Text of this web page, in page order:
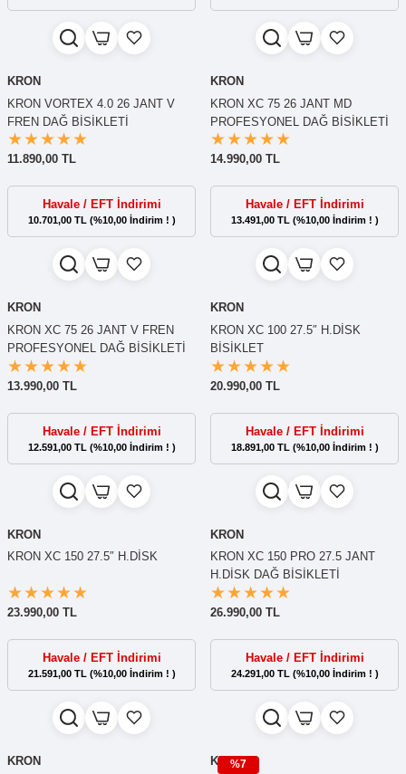
KRON
KRON VORTEX 4.0 26 JANT V
FREN DAĞ BİSİKLETİ
11.890,00 TL
Havale / EFT İndirimi
10.701,00 TL (%10,00 İndirim ! )
KRON
KRON XC 75 26 JANT MD
PROFESYONEL DAĞ BİSİKLETİ
14.990,00 TL
Havale / EFT İndirimi
13.491,00 TL (%10,00 İndirim ! )
KRON
KRON XC 75 26 JANT V FREN
PROFESYONEL DAĞ BİSİKLETİ
13.990,00 TL
Havale / EFT İndirimi
12.591,00 TL (%10,00 İndirim ! )
KRON
KRON XC 100 27.5″ H.DİSK
BİSİKLET
20.990,00 TL
Havale / EFT İndirimi
18.891,00 TL (%10,00 İndirim ! )
KRON
KRON XC 150 27.5″ H.DİSK
23.990,00 TL
Havale / EFT İndirimi
21.591,00 TL (%10,00 İndirim ! )
KRON
KRON XC 150 PRO 27.5 JANT
H.DİSK DAĞ BİSİKLETİ
26.990,00 TL
Havale / EFT İndirimi
24.291,00 TL (%10,00 İndirim ! )
KRON
%7
KRON